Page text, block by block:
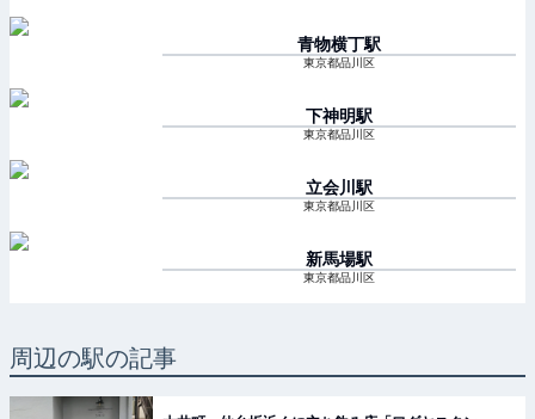
青物横丁駅
東京都品川区
下神明駅
東京都品川区
立会川 駅
東京都品川区
新馬場駅
東京都品川区
周辺の駅の記事